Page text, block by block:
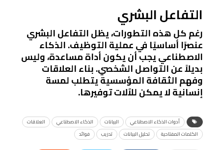
التفاعل البشري
رغم كل هذه التطورات، يظل التفاعل البشري
عنصرًا أساسيًا في عملية التوظيف. الذكاء
الاصطناعي يجب أن يكون أداة مساعدة، وليس
بديلاً عن التواصل الشخصي. بناء العلاقات
وفهم الثقافة المؤسسية يتطلب لمسة
إنسانية لا يمكن للآلات توفيرها.
أدوات الذكاء الاصطناعي البيانات الذكاء الاصطناعي
العلاقات
الكلمات المفتاحية
تحليل البيانات تدريب فوائد